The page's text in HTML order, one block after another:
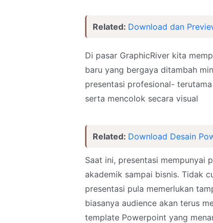
Related: Download dan
Di pasar GraphicRiver kita
baru yang bergaya ditambah
presentasi profesional-
serta mencolok secara visual
Related: Download Desain
Saat ini, presentasi mempunyai
akademik sampai bisnis. Tidak
presentasi pula memerlukan
biasanya audience akan terus
template Powerpoint yang